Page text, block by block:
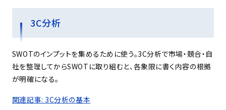
3C分析
SWOTのインプットを集めるために使う。3C分析で市場・競合・自
社を整理してからSWOTに取り組むと、各象限に書く内容の根拠
が明確になる。
関連記事: 3C分析の基本